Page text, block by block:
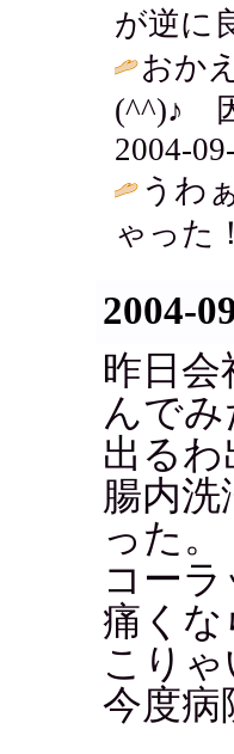
が逆に
おか
(^^)♪
2004-
うわ
ゃった
2004-
昨日
んでみ
出る
腸内
った。
コー
痛くな
こりゃ
今度病